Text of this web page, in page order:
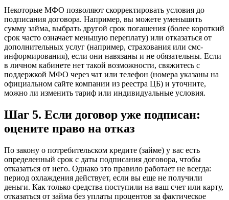
Некоторые МФО позволяют скорректировать условия до
подписания договора. Например, вы можете уменьшить
сумму займа, выбрать другой срок погашения (более короткий
срок часто означает меньшую переплату) или отказаться от
дополнительных услуг (например, страхования или смс-
информирования), если они навязаны и не обязательны. Если
в личном кабинете нет такой возможности, свяжитесь с
поддержкой МФО через чат или телефон (номера указаны на
официальном сайте компании из реестра ЦБ) и уточните,
можно ли изменить тариф или индивидуальные условия.
Шаг 5. Если договор уже подписан:
оцените право на отказ
По закону о потребительском кредите (займе) у вас есть
определенный срок с даты подписания договора, чтобы
отказаться от него. Однако это правило работает не всегда:
период охлаждения действует, если вы еще не получили
деньги. Как только средства поступили на ваш счет или карту,
отказаться от займа без уплаты процентов за фактическое